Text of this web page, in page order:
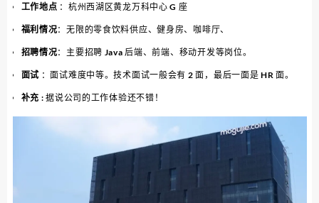
工作地点 ：杭州西湖区黄龙万科中心 G 座
福利情况：无限的零食饮料供应、健身房、咖啡厅、
招聘情况：主要招聘 Java 后端、前端、移动开发等岗位。
面试 ：面试难度中等。技术面试一般会有 2 面，最后一面是 HR 面。
补充 : 据说公司的工作体验还不错！